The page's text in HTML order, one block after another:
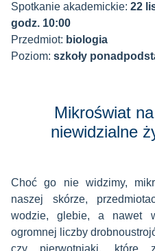
Spotkanie akademickie: 22
godz. 10:00
Przedmiot: biologia
Poziom: szkoły
Mikroświat
niewidzialne
Choć go nie widzimy,
naszej skórze,
wodzie, glebie, a nawet
ogromnej liczby